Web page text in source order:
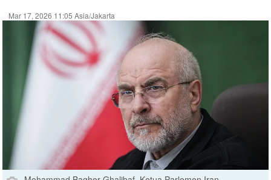
Mar 17, 2026 11:05 Asia/Jakarta